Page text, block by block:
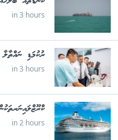
in 3 hours
ރުކުމަޑި
in 3 hours
in 2 hours